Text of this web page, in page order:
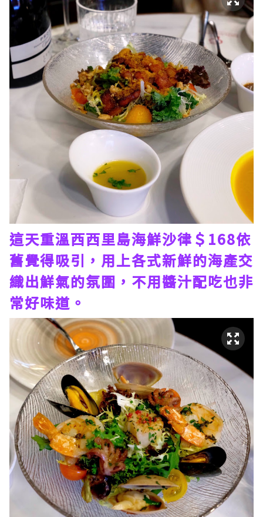
這天重溫西西里島海鮮沙律＄168依
舊覺得吸引，用上各式新鮮的海產交
織出鮮氣的氛圍，不用醬汁配吃也非
常好味道。